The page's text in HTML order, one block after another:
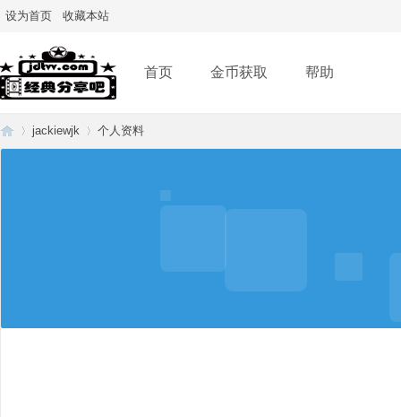
设为首页 收藏本站
首页 金币获取 帮助
jackiewjk 个人资料